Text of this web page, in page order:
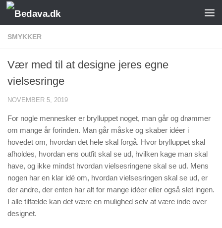
Skip to content
SMYKKER
Vær med til at designe jeres egne
vielsesringe
NOVEMBER 5, 2019
For nogle mennesker er brylluppet noget, man går og drømmer
om mange år forinden. Man går måske og skaber idéer i
hovedet om, hvordan det hele skal forgå. Hvor brylluppet skal
afholdes, hvordan ens outfit skal se ud, hvilken kage man skal
have, og ikke mindst hvordan vielsesringene skal se ud. Mens
nogen har en klar idé om, hvordan vielsesringen skal se ud, er
der andre, der enten har alt for mange idéer eller også slet ingen.
I alle tilfælde kan det være en mulighed selv at være inde over
designet.